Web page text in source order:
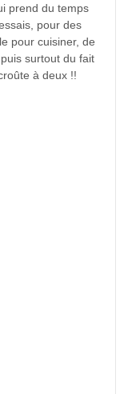
prend du temps
pour des
pour cuisiner, de
surtout du fait
à deux !!